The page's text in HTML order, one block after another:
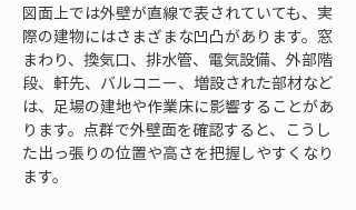
図面上では外壁が直線で表されていても、実
際の建物にはさまざまな凹凸があります。窓
まわり、換気口、排水管、電気設備、外部階
段、軒先、バルコニー、増設された部材など
は、足場の建地や作業床に影響することがあ
ります。点群で外壁面を確認すると、こうし
た出っ張りの位置や高さを把握しやすくなり
ます。